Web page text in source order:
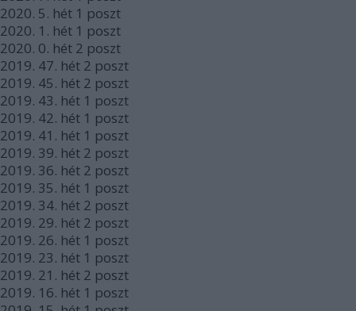
2020. 5. hét 1 poszt
2020. 1. hét 1 poszt
2020. 0. hét 2 poszt
2019. 47. hét 2 poszt
2019. 45. hét 2 poszt
2019. 43. hét 1 poszt
2019. 42. hét 1 poszt
2019. 41. hét 1 poszt
2019. 39. hét 2 poszt
2019. 36. hét 2 poszt
2019. 35. hét 1 poszt
2019. 34. hét 2 poszt
2019. 29. hét 2 poszt
2019. 26. hét 1 poszt
2019. 23. hét 1 poszt
2019. 21. hét 2 poszt
2019. 16. hét 1 poszt